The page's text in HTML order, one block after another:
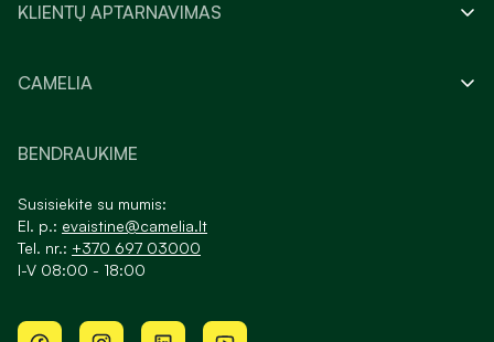
KLIENTŲ APTARNAVIMAS
CAMELIA
BENDRAUKIME
Susisiekite su mumis:
El. p.: evaistine@camelia.lt
Tel. nr.: +370 697 03000
I-V 08:00 - 18:00